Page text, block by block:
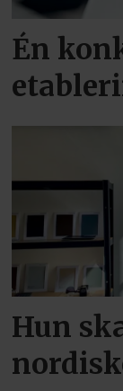
Én
Hun